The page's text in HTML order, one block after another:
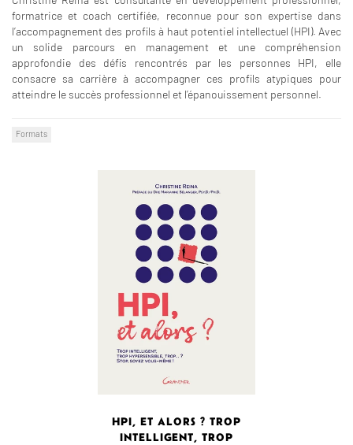
formatrice et coach certifiée, reconnue pour son expertise dans
l’accompagnement des profils à haut potentiel intellectuel (HPI). Avec
un solide parcours en management et une compréhension
approfondie des défis rencontrés par les personnes HPI, elle
consacre sa carrière à accompagner ces profils atypiques pour
atteindre le succès professionnel et l’épanouissement personnel.
Formats
HPI, ET ALORS ? TROP
INTELLIGENT, TROP